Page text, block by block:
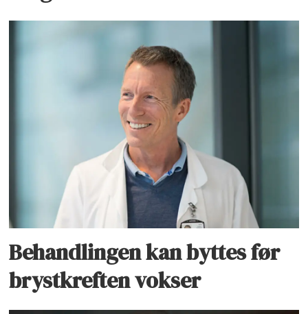
Behandlingen kan byttes før
brystkreften vokser